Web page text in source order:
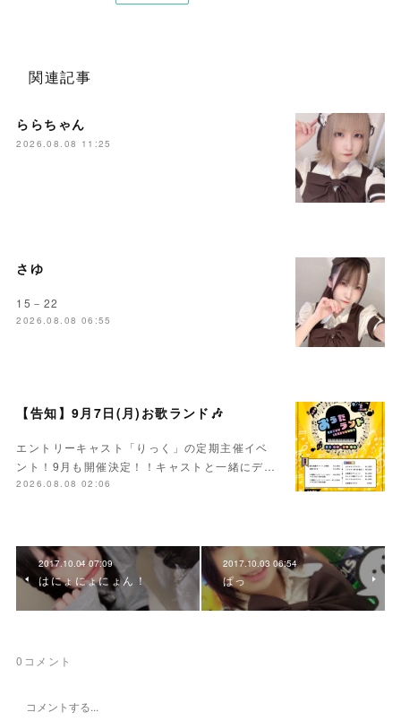
関連記事
ららちゃん
2026.08.08 11:25
さゆ
15－22
2026.08.08 06:55
【告知】9月7日(月)お歌ランド🎶
エントリーキャスト「りっく」の定期主催イベ
ント！9月も開催決定！！キャストと一緒にデ…
2026.08.08 02:06
2017.10.04 07:09
はにょにょにょん！
2017.10.03 06:54
ぱっ
0 コメント